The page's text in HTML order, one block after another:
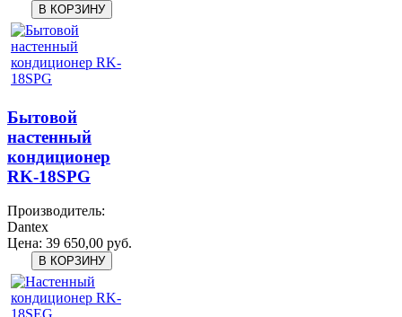
Бытовой
настенный
кондиционер
RK-18SPG
Производитель:
Dantex
Цена: 39 650,00 руб.